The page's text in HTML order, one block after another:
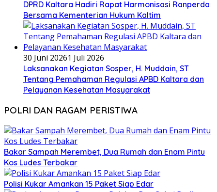
DPRD Kaltara Hadiri Rapat Harmonisasi Ranperda
Bersama Kementerian Hukum Kaltim
30 Juni 20261 Juli 2026
Laksanakan Kegiatan Sosper, H. Muddain, ST
Tentang Pemahaman Regulasi APBD Kaltara dan
Pelayanan Kesehatan Masyarakat
POLRI DAN RAGAM PERISTIWA
Bakar Sampah Merembet, Dua Rumah dan Enam Pintu
Kos Ludes Terbakar
Polisi Kukar Amankan 15 Paket Siap Edar